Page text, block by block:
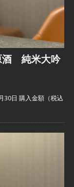
純米大吟
30日 購入金額（税込